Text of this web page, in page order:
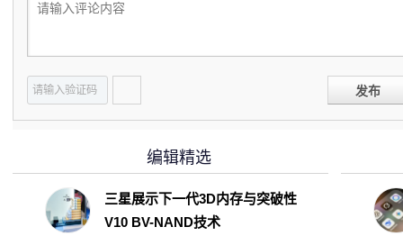
发布
编辑精选
三星展示下一代3D内存与突破性
V10 BV-NAND技术